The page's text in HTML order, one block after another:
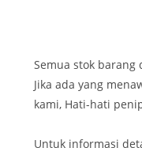
Semua stok barang
Jika ada yang
kami, Hati-hati
Untuk informasi